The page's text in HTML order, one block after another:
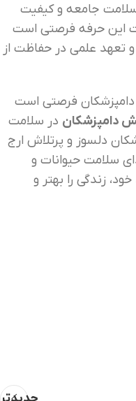
سلامت جامعه و کیفیت
این حرفه فرصتی است
علمی در حفاظت از
دامپزشکان فرصتی است
دامپزشکان در سلامت
دلسوز و پرتلاش ارج
سلامت حیوانات و
زندگی را بهتر و